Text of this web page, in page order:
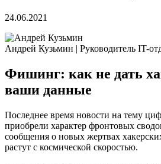
24.06.2021
Андрей Кузьмин | Руководитель IT-
Фишинг: как не дать
ваши данные
Последнее время новости на тему
приобрели характер фронтовых
сообщения о новых жертвах
растут с космической скоростью.